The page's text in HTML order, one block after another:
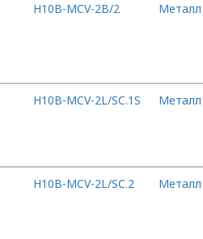
H10B-MCV-2B/2 Металл
H10B-MCV-2L/SC.1S Металл
H10B-MCV-2L/SC.2 Металл